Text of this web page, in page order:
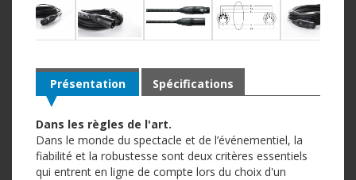
Présentation
Dans les règles de l'art.
Dans le monde du spectacle et de l’événementiel, la
fiabilité et la robustesse sont deux critères essentiels
qui entrent en ligne de compte lors du choix d'un
Spécifications